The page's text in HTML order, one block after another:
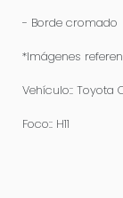
- Borde cromado
*Imágenes
Vehículo:: Toyota
Foco:: H11